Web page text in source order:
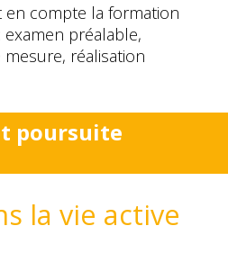
en compte la formation
préalable,
réalisation
poursuite
la vie active